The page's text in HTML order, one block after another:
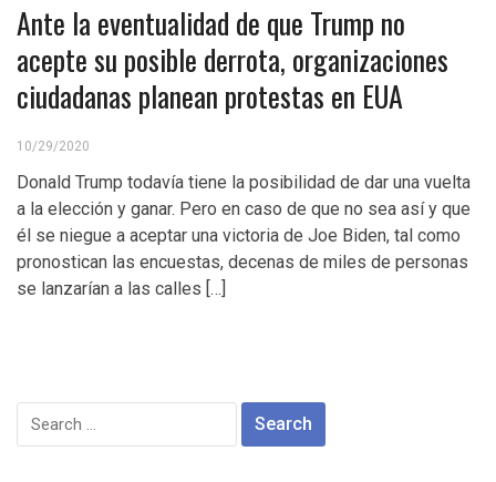
Ante la eventualidad de que Trump no
acepte su posible derrota, organizaciones
ciudadanas planean protestas en EUA
10/29/2020
Donald Trump todavía tiene la posibilidad de dar una vuelta
a la elección y ganar. Pero en caso de que no sea así y que
él se niegue a aceptar una victoria de Joe Biden, tal como
pronostican las encuestas, decenas de miles de personas
se lanzarían a las calles […]
Search
for: